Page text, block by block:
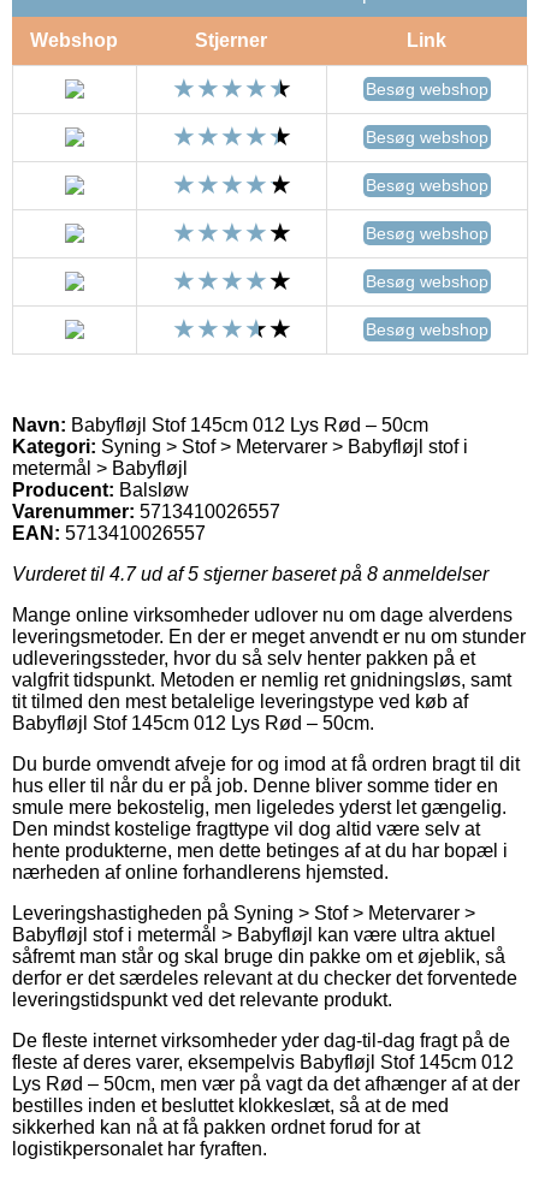
Webshop Stjerner Link
Besøg webshop
Besøg webshop
Besøg webshop
Besøg webshop
Besøg webshop
Besøg webshop
Navn: Babyfløjl Stof 145cm 012 Lys Rød – 50cm
Kategori: Syning > Stof > Metervarer > Babyfløjl stof i
metermål > Babyfløjl
Producent: Balsløw
Varenummer: 5713410026557
EAN: 5713410026557
Vurderet til 4.7ud af 5 stjerner baseret på 8 anmeldelser
Mange online virksomheder udlover nu om dage alverdens
leveringsmetoder. En der er meget anvendt er nu om stunder
udleveringssteder, hvor du så selv henter pakken på et
valgfrit tidspunkt. Metoden er nemlig ret gnidningsløs, samt
tit tilmed den mest betalelige leveringstype ved køb af
Babyfløjl Stof 145cm 012 Lys Rød – 50cm.
Du burde omvendt afveje for og imod at få ordren bragt til dit
hus eller til når du er på job. Denne bliver somme tider en
smule mere bekostelig, men ligeledes yderst let gængelig.
Den mindst kostelige fragttype vil dog altid være selv at
hente produkterne, men dette betinges af at du har bopæl i
nærheden af online forhandlerens hjemsted.
Leveringshastigheden på Syning > Stof > Metervarer >
Babyfløjl stof i metermål > Babyfløjl kan være ultra aktuel
såfremt man står og skal bruge din pakke om et øjeblik, så
derfor er det særdeles relevant at du checker det forventede
leveringstidspunkt ved det relevante produkt.
De fleste internet virksomheder yder dag-til-dag fragt på de
fleste af deres varer, eksempelvis Babyfløjl Stof 145cm 012
Lys Rød – 50cm, men vær på vagt da det afhænger af at der
bestilles inden et besluttet klokkeslæt, så at de med
sikkerhed kan nå at få pakken ordnet forud for at
logistikpersonalet har fyraften.